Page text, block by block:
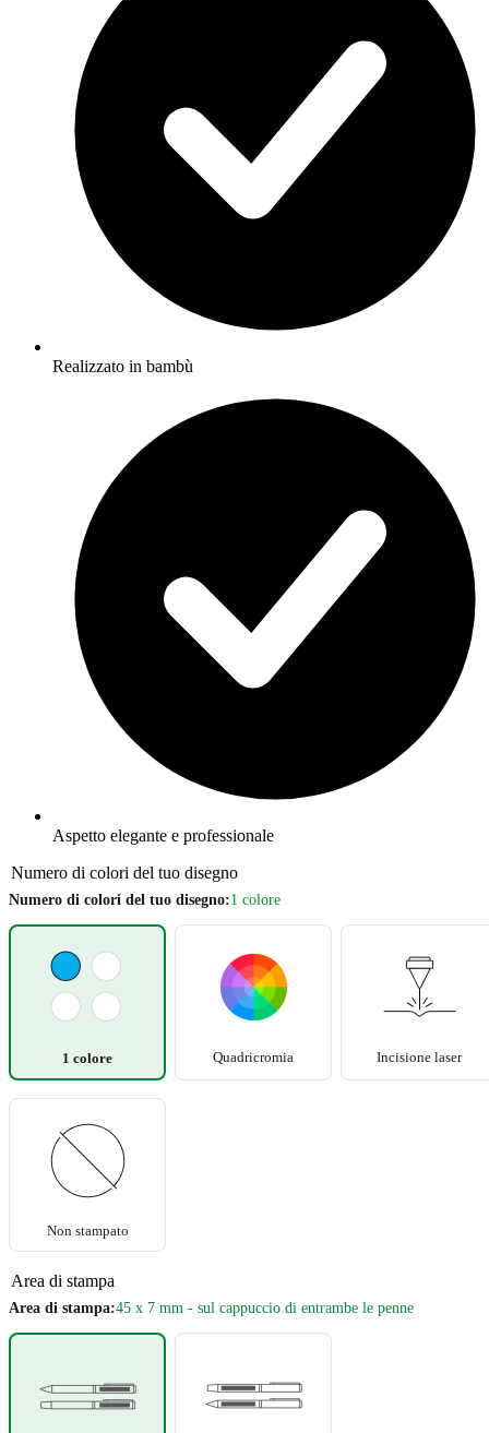
Realizzato in bambù
Aspetto elegante e professionale
Numero di colori del tuo disegno:1 colore
Numero di colori del tuo disegno
1 colore Quadricromia Incisione laser
Non stampato
Area di stampa:45 x 7 mm - sul cappuccio di entrambe le penne
Area di stampa